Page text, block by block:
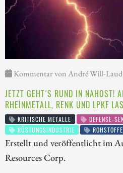
Kommentar von André Will-
JETZT GEHT´S RUND IN NAHOST!
RHEINMETALL, RENK UND LPKF
KRITISCHE METALLE DEFENSE-
RÜSTUNGSINDUSTRIE
ROHSTOFFE
Erstellt und veröffentlicht im
Resources Corp.